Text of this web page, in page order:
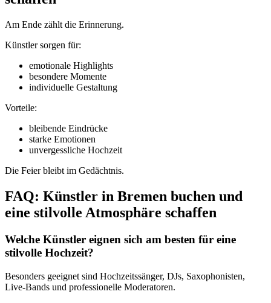
Am Ende zählt die Erinnerung.
Künstler sorgen für:
emotionale Highlights
besondere Momente
individuelle Gestaltung
Vorteile:
bleibende Eindrücke
starke Emotionen
unvergessliche Hochzeit
Die Feier bleibt im Gedächtnis.
FAQ: Künstler in Bremen buchen und
eine stilvolle Atmosphäre schaffen
Welche Künstler eignen sich am besten für eine
stilvolle Hochzeit?
Besonders geeignet sind Hochzeitssänger, DJs, Saxophonisten,
Live-Bands und professionelle Moderatoren.